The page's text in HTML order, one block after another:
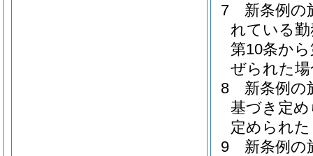
7
新条例の
れている
第10条か
ぜられた
8
新条例の
基づき定
定められ
9
新条例の